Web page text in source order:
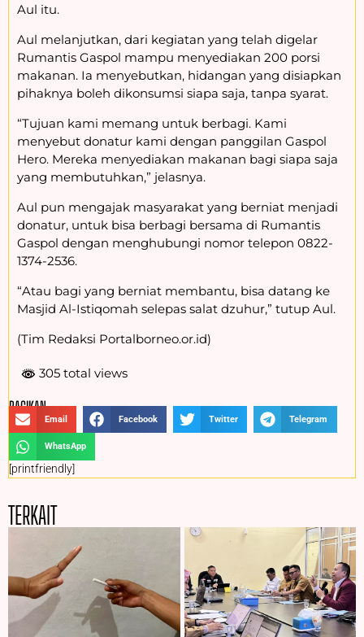
Aul itu.
Aul melanjutkan, dari kegiatan yang telah digelar
Rumantis Gaspol mampu menyediakan 200 porsi
makanan. Ia menyebutkan, hidangan yang disiapkan
pihaknya boleh dikonsumsi siapa saja, tanpa syarat.
“Tujuan kami memang untuk berbagi. Kami
menyebut donatur kami dengan panggilan Gaspol
Hero. Mereka menyediakan makanan bagi siapa saja
yang membutuhkan,” jelasnya.
Aul pun mengajak masyarakat yang berniat menjadi
donatur, untuk bisa berbagi bersama di Rumantis
Gaspol dengan menghubungi nomor telepon 0822-
1374-2536.
“Atau bagi yang berniat membantu, bisa datang ke
Masjid Al-Istiqomah selepas salat dzuhur,” tutup Aul.
(Tim Redaksi Portalborneo.or.id)
305 total views
BAGIKAN :
Email Facebook Twitter Telegram
WhatsApp
[printfriendly]
TERKAIT